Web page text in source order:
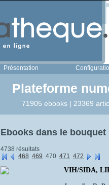
Présentation
Plateforme
71905 ebooks | 23369
Ebooks dans le bouquet
4738 résultats
468 469 470 471 472
VIH/SIDA,